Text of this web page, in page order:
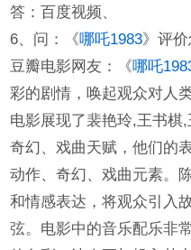
答：百度视频、
6、问：《哪吒1983》评
豆瓣电影网友：《哪吒
彩的剧情，唤起观众对人
电影展现了裴艳玲,王书棋,
奇幻、戏曲天赋，他们的
动作、奇幻、戏曲元素。
和情感表达，将观众引入
弦。电影中的音乐配乐非